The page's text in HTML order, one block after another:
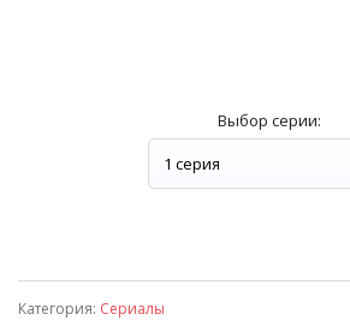
Выбор серии:
Категория: Сериалы